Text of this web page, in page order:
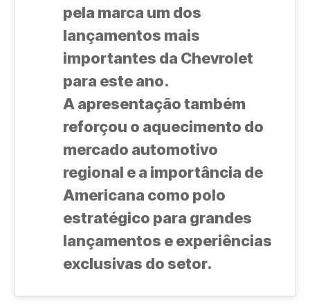
pela marca um dos
lançamentos mais
importantes da Chevrolet
para este ano.
A apresentação também
reforçou o aquecimento do
mercado automotivo
regional e a importância de
Americana como polo
estratégico para grandes
lançamentos e experiências
exclusivas do setor.